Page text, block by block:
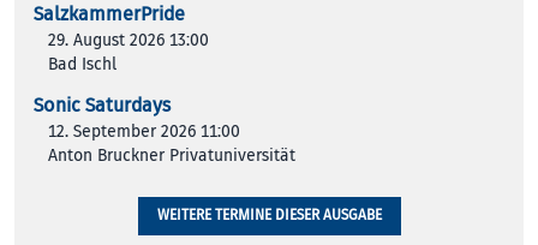
SalzkammerPride
29. August 2026 13:00
Bad Ischl
Sonic Saturdays
12. September 2026 11:00
Anton Bruckner Privatuniversität
WEITERE TERMINE DIESER AUSGABE